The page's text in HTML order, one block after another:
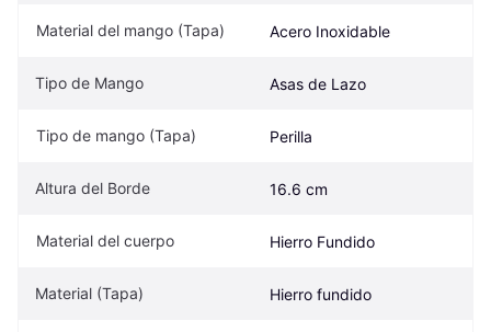
Material del mango (Tapa) Acero Inoxidable
Tipo de Mango Asas de Lazo
Tipo de mango (Tapa) Perilla
Altura del Borde 16.6 cm
Material del cuerpo Hierro Fundido
Material (Tapa) Hierro fundido